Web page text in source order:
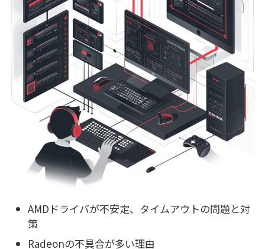
AMDドライバが不安定、タイムアウトの問題と対
策
Radeonの不具合が多い理由